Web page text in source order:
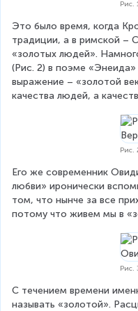
Рис.
Это было время, когда
традиции, а в римской –
«золотых людей».
(Рис. 2) в поэме
выражение – «золотой
качества людей, а
Рис.
Его же современник
любви» иронически
том, что нынче за все
потому что живем мы в
Рис.
С течением времени
называть «золотой».